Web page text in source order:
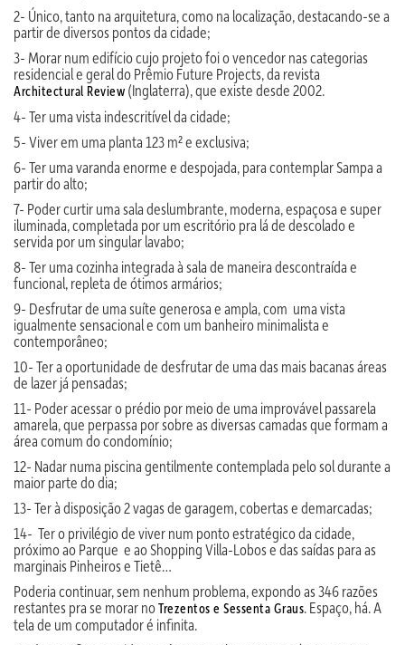
2- Único, tanto na arquitetura, como na localização, destacando-se a
partir de diversos pontos da cidade;
3- Morar num edifício cujo projeto foi o vencedor nas categorias
residencial e geral do Prêmio Future Projects, da revista
Architectural Review (Inglaterra), que existe desde 2002.
4- Ter uma vista indescritível da cidade;
5- Viver em uma planta 123 m² e exclusiva;
6- Ter uma varanda enorme e despojada, para contemplar Sampa a
partir do alto;
7- Poder curtir uma sala deslumbrante, moderna, espaçosa e super
iluminada, completada por um escritório pra lá de descolado e
servida por um singular lavabo;
8- Ter uma cozinha integrada à sala de maneira descontraída e
funcional, repleta de ótimos armários;
9- Desfrutar de uma suíte generosa e ampla, com uma vista
igualmente sensacional e com um banheiro minimalista e
contemporâneo;
10- Ter a oportunidade de desfrutar de uma das mais bacanas áreas
de lazer já pensadas;
11- Poder acessar o prédio por meio de uma improvável passarela
amarela, que perpassa por sobre as diversas camadas que formam a
área comum do condomínio;
12- Nadar numa piscina gentilmente contemplada pelo sol durante a
maior parte do dia;
13- Ter à disposição 2 vagas de garagem, cobertas e demarcadas;
14- Ter o privilégio de viver num ponto estratégico da cidade,
próximo ao Parque e ao Shopping Villa-Lobos e das saídas para as
marginais Pinheiros e Tietê…
Poderia continuar, sem nenhum problema, expondo as 346 razões
restantes pra se morar noTrezentos e Sessenta Graus. Espaço, há. A
tela de um computador é infinita.